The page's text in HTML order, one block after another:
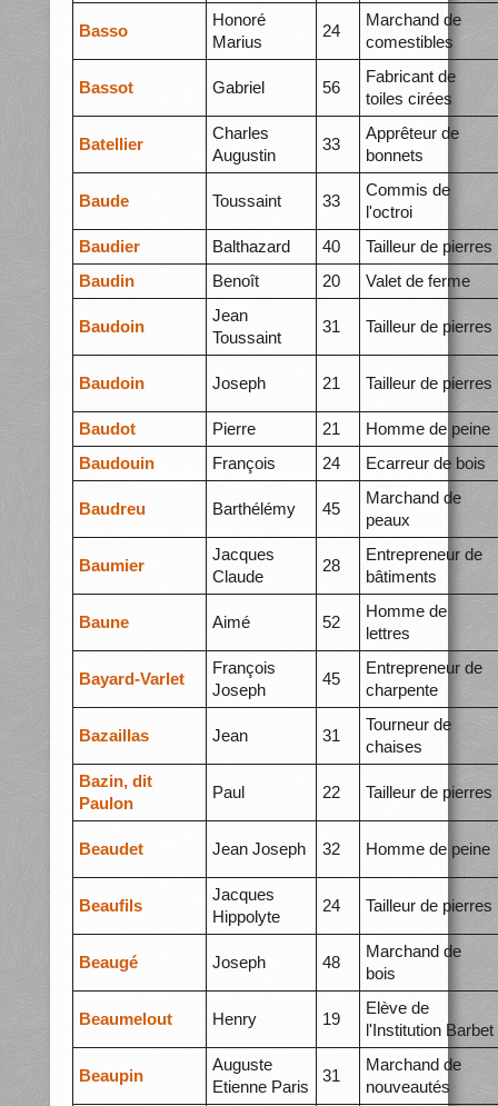
Basso
Honoré
Marius
24
Marchand de
comestibles
Bassot Gabriel 56
Fabricant de
toiles cirées
Batellier
Charles
Augustin
33
Apprêteur de
bonnets
Baude Toussaint 33
Commis de
l'octroi
Baudier
Balthazard 40
Tailleur de pierres
Baudin
Benoît 20 Valet de ferme
Baudoin
Jean
Toussaint
31 Tailleur de pierres
Baudoin Joseph 21 Tailleur de pierres
Baudot Pierre 21
Homme de peine
Baudouin
François 24 Ecarreur de bois
Baudreu Barthélémy 45
Marchand de
peaux
Baumier
Jacques
Claude
28
Entrepreneur de
bâtiments
Baune Aimé 52
Homme de
lettres
Bayard-Varlet
François
Joseph
45
Entrepreneur de
charpente
Bazaillas Jean 31
Tourneur de
chaises
Bazin, dit
Paulon
Paul 22 Tailleur de pierres
Beaudet Jean Joseph 32 Homme de peine
Beaufils
Jacques
Hippolyte
24 Tailleur de pierres
Beaugé Joseph 48
Marchand de
bois
Beaumelout Henry 19
Elève de
l'Institution Barbet
Beaupin
Auguste
Etienne Paris
31
Marchand de
nouveautés